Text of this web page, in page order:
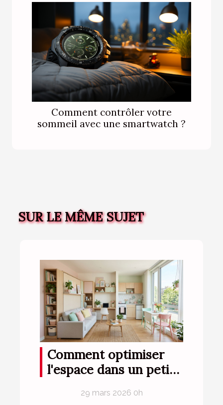
Comment contrôler votre
sommeil avec une smartwatch ?
SUR LE MÊME SUJET
Comment optimiser
l'espace dans un petit
29 mars 2026 0h